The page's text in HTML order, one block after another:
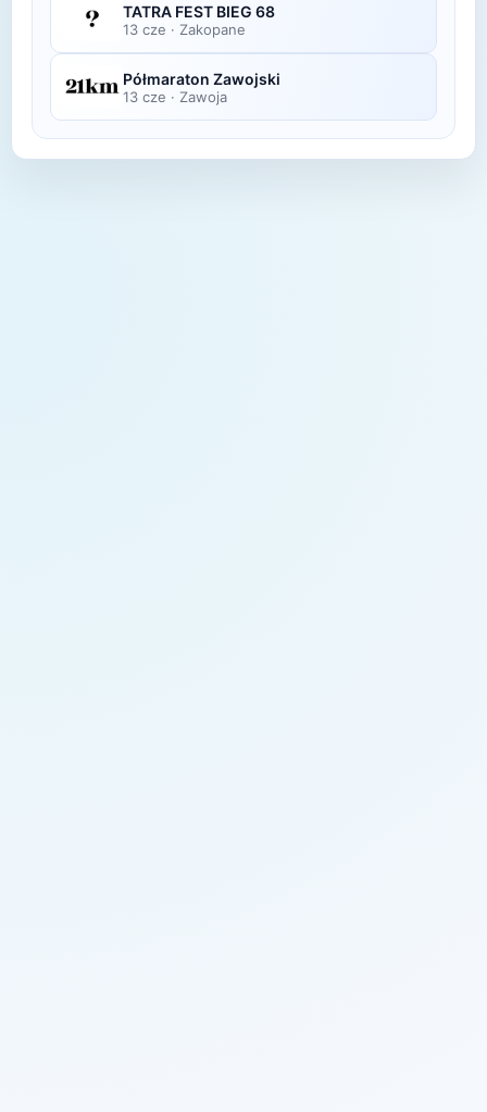
TATRA FEST BIEG 68
13 cze · Zakopane
Półmaraton Zawojski
13 cze · Zawoja